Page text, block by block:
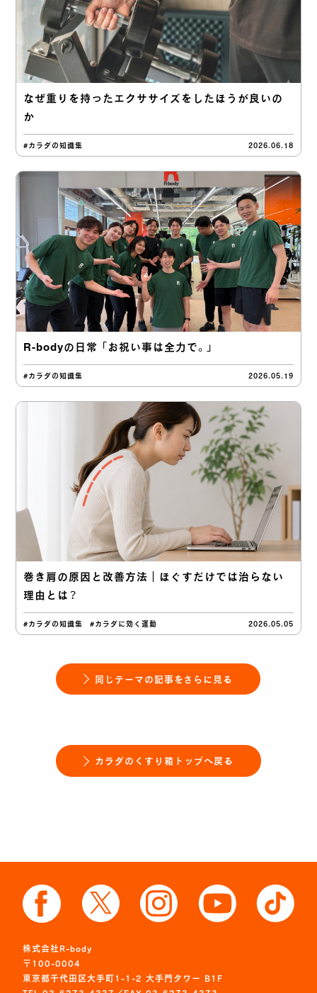
なぜ重りを持ったエクササイズをしたほうが良いの
か
#カラダの知識集 2026.06.18
R-bodyの日常 「お祝い事は全力で。」
#カラダの知識集 2026.05.19
巻き肩の原因と改善方法｜ほぐすだけでは治らない
理由とは？
#カラダの知識集 #カラダに効く運動 2026.05.05
同じテーマの記事をさらに見る
カラダのくすり箱トップへ戻る
株式会社R-body
〒100-0004
東京都千代田区大手町1-1-2 大手門タワー B1F